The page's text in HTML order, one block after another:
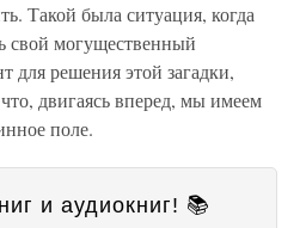
Такой была ситуация, когда
свой могущественный
для решения этой загадки,
двигаясь вперед, мы имеем
поле.
и аудиокниг! 📚